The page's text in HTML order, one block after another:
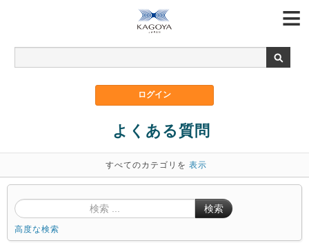
よくある質問
すべてのカテゴリを 表示
検索
高度な検索